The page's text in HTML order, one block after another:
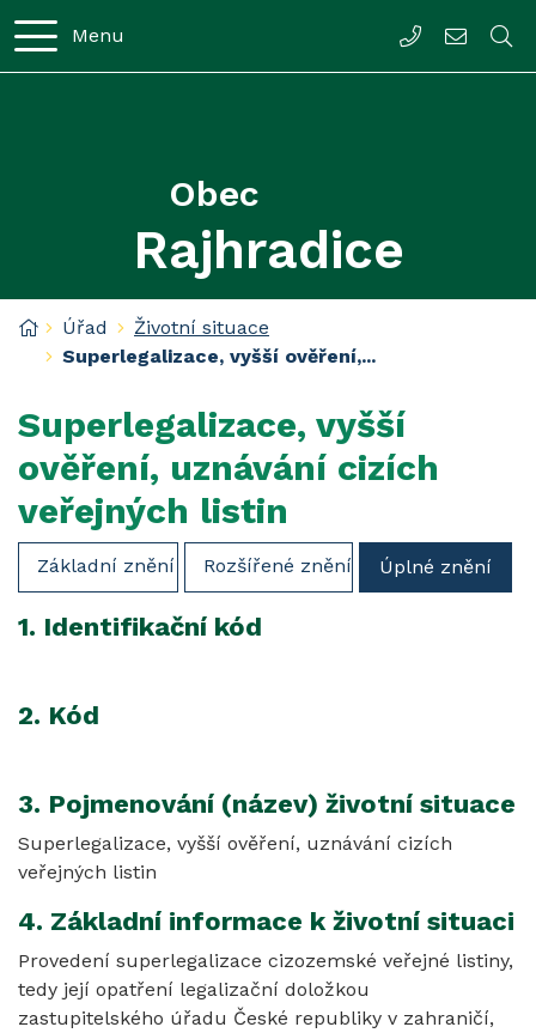
Rovnou na obsah
Menu
547232319
Obec
Rajhradice
Úvodní stránka
Úřad
Životní situace
Superlegalizace, vyšší ověření,...
Superlegalizace, vyšší
ověření, uznávání cizích
veřejných listin
Základní znění Rozšířené znění Úplné znění
1. Identifikační kód
2. Kód
3. Pojmenování (název) životní situace
Superlegalizace, vyšší ověření, uznávání cizích
veřejných listin
4. Základní informace k životní situaci
Provedení superlegalizace cizozemské veřejné listiny,
tedy její opatření legalizační doložkou
zastupitelského úřadu České republiky v zahraničí,